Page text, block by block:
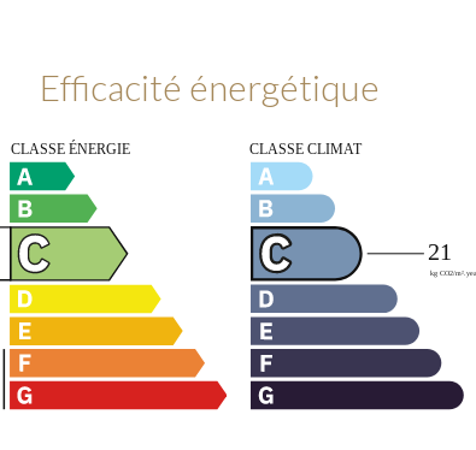
Efficacité énergétique